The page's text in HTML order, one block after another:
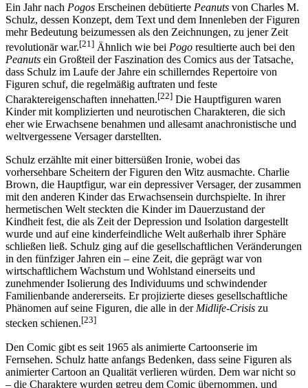
Ein Jahr nach Pogos Erscheinen debütierte Peanuts von Charles M.
Schulz, dessen Konzept, dem Text und dem Innenleben der Figuren
mehr Bedeutung beizumessen als den Zeichnungen, zu jener Zeit
revolutionär war.[21] Ähnlich wie bei Pogo resultierte auch bei den
Peanuts ein Großteil der Faszination des Comics aus der Tatsache,
dass Schulz im Laufe der Jahre ein schillerndes Repertoire von
Figuren schuf, die regelmäßig auftraten und feste
Charaktereigenschaften innehatten.[22] Die Hauptfiguren waren
Kinder mit komplizierten und neurotischen Charakteren, die sich
eher wie Erwachsene benahmen und allesamt anachronistische und
weltvergessene Versager darstellten.
Schulz erzählte mit einer bittersüßen Ironie, wobei das
vorhersehbare Scheitern der Figuren den Witz ausmachte. Charlie
Brown, die Hauptfigur, war ein depressiver Versager, der zusammen
mit den anderen Kinder das Erwachsensein durchspielte. In ihrer
hermetischen Welt steckten die Kinder im Dauerzustand der
Kindheit fest, die als Zeit der Depression und Isolation dargestellt
wurde und auf eine kinderfeindliche Welt außerhalb ihrer Sphäre
schließen ließ. Schulz ging auf die gesellschaftlichen Veränderungen
in den fünfziger Jahren ein – eine Zeit, die geprägt war von
wirtschaftlichem Wachstum und Wohlstand einerseits und
zunehmender Isolierung des Individuums und schwindender
Familienbande andererseits. Er projizierte dieses gesellschaftliche
Phänomen auf seine Figuren, die alle in der Midlife-Crisis zu
stecken schienen.[23]
Den Comic gibt es seit 1965 als animierte Cartoonserie im
Fernsehen. Schulz hatte anfangs Bedenken, dass seine Figuren als
animierter Cartoon an Qualität verlieren würden. Dem war nicht so
– die Charaktere wurden getreu dem Comic übernommen, und